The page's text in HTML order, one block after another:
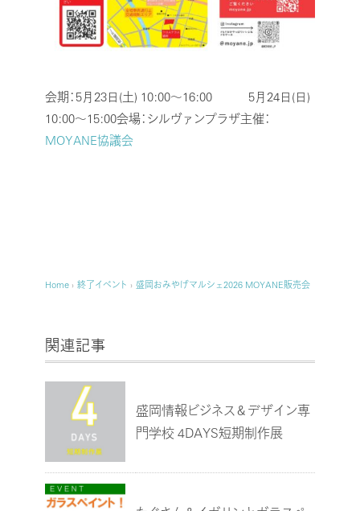
会期：5月23日(土) 10:00～16:00 5月24日(日)
10:00～15:00会場：シルヴァンプラザ主催：
MOYANE協議会
Home › 終了イベント › 盛岡おみやげマルシェ2026 MOYANE販売会
関連記事
盛岡情報ビジネス＆デザイン専
門学校 4DAYS短期制作展